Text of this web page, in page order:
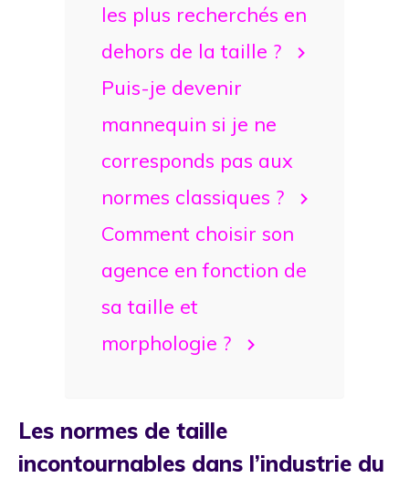
les plus recherchés en
dehors de la taille ?
Puis-je devenir
mannequin si je ne
corresponds pas aux
normes classiques ?
Comment choisir son
agence en fonction de
sa taille et
morphologie ?
Les normes de taille
incontournables dans l’industrie du